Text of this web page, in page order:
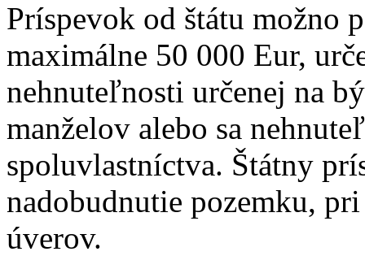
Príspevok od štátu možno
maximálne 50 000 Eur,
nehnuteľnosti určenej na
manželov alebo sa
spoluvlastníctva. Štátny
nadobudnutie pozemku,
úverov.